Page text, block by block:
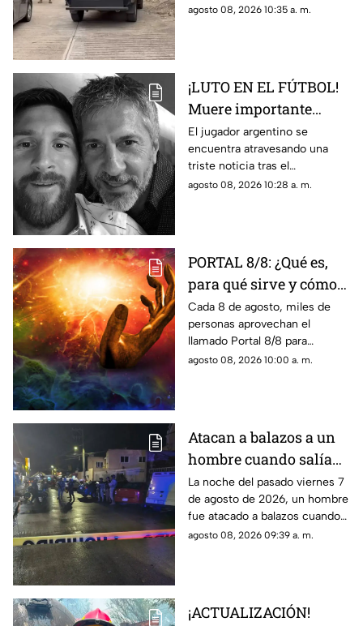
Jojutla.
agosto 08, 2026 10:35 a. m.
¡LUTO EN EL FÚTBOL!
Muere importante
figura de la familia
MESSI; así dieron a
conocer la noticia
El jugador argentino se
encuentra atravesando una
triste noticia tras el
fallecimiento de su padre.
agosto 08, 2026 10:28 a. m.
PORTAL 8/8: ¿Qué es,
para qué sirve y cómo
manifestar
correctamente?
Cada 8 de agosto, miles de
personas aprovechan el
llamado Portal 8/8 para
reflexionar, pedir y establecer
agosto 08, 2026 10:00 a. m.
Atacan a balazos a un
hombre cuando salía
de una iglesia en
Cuautla, ¿cuál es su
estado de salud?
La noche del pasado viernes 7
de agosto de 2026, un hombre
fue atacado a balazos cuando
salía de una iglesia. Los hechos
agosto 08, 2026 09:39 a. m.
¡ACTUALIZACIÓN!